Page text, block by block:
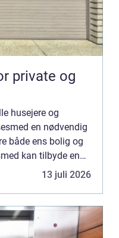
private og
husejere og
en nødvendig
både ens bolig og
kan tilbyde en
13 juli 2026